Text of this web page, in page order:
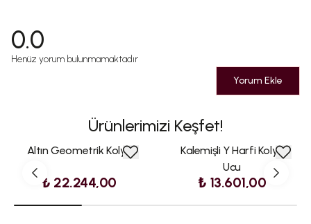
0.0
Henüz yorum bulunmamaktadır
Yorum Ekle
Ürünlerimizi Keşfet!
Altın Geometrik Kolye
₺ 22.244,00
Kalemişli Y Harfi Kolye
Ucu
₺ 13.601,00